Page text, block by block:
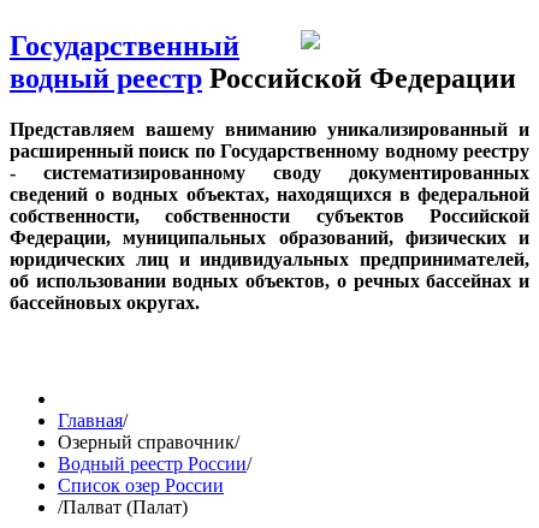
Государственный
водный реестр Российской Федерации
Представляем вашему вниманию уникализированный и
расширенный поиск по Государственному водному реестру
- систематизированному своду документированных
сведений о водных объектах, находящихся в федеральной
собственности, собственности субъектов Российской
Федерации, муниципальных образований, физических и
юридических лиц и индивидуальных предпринимателей,
об использовании водных объектов, о речных бассейнах и
бассейновых округах.
Главная/
Озерный справочник/
Водный реестр России/
Список озер России
/Палват (Палат)